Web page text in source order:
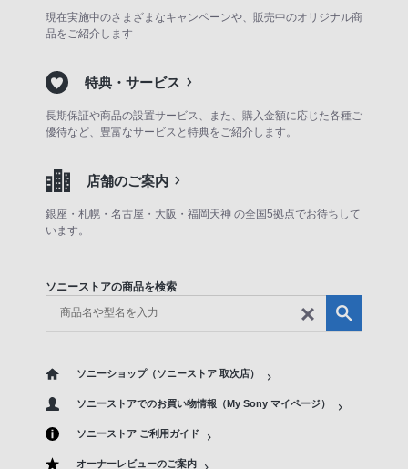
現在実施中のさまざまなキャンペーンや、販売中のオリジナル商
品をご紹介します
特典・サービス
長期保証や商品の設置サービス、また、購入金額に応じた各種ご
優待など、豊富なサービスと特典をご紹介します。
店舗のご案内
銀座・札幌・名古屋・大阪・福岡天神 の全国5拠点でお待ちして
います。
ソニーストアの商品を検索
ソニーショップ（ソニーストア 取次店）
ソニーストアでのお買い物情報（My Sony マイページ）
ソニーストア ご利用ガイド
オーナーレビューのご案内